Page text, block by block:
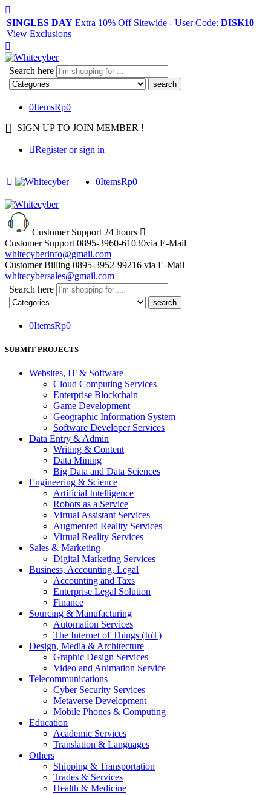
SINGLES DAY Extra 10% Off Sitewide - User Code: DISK10
View Exclusions
Search here
0ItemsRp0
SIGN UP TO JOIN MEMBER !
Register or sign in
0ItemsRp0
Customer Support 24 hours
Customer Support 0895-3960-61030via E-Mail
whitecyberinfo@gmail.com
Customer Billing 0895-3952-99216 via E-Mail
whitecybersales@gmail.com
Search here
0ItemsRp0
SUBMIT PROJECTS
Websites, IT & Software
Cloud Computing Services
Enterprise Blockchain
Game Development
Geographic Information System
Software Developer Services
Data Entry & Admin
Writing & Content
Data Mining
Big Data and Data Sciences
Engineering & Science
Artificial Intelligence
Robots as a Service
Virtual Assistant Services
Augmented Reality Services
Virtual Reality Services
Sales & Marketing
Digital Marketing Services
Business, Accounting, Legal
Accounting and Taxs
Enterprise Legal Solution
Finance
Sourcing & Manufacturing
Automation Services
The Internet of Things (IoT)
Design, Media & Architecture
Graphic Design Services
Video and Animation Service
Telecommunications
Cyber Security Services
Metaverse Development
Mobile Phones & Computing
Education
Academic Services
Translation & Languages
Others
Shipping & Transportation
Trades & Services
Health & Medicine